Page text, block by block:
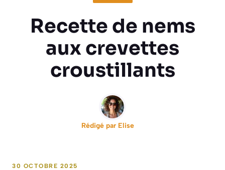
Recette de nems
aux crevettes
croustillants
Rédigé par Elise
30 OCTOBRE 2025